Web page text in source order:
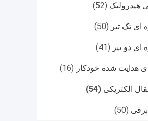
هیدرولیک (52)
ای تک تیر (50)
ای دو تیر (41)
هدایت شده خودکار (16)
الکتریکی (54)
برقی (50)